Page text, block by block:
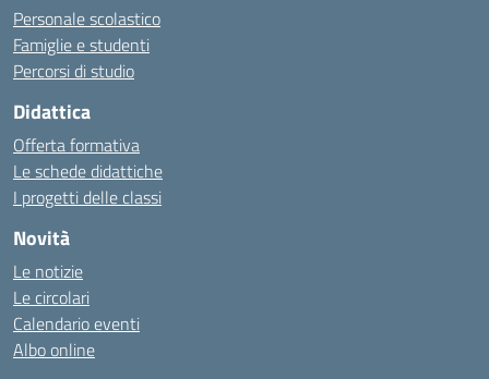
Personale scolastico
Famiglie e studenti
Percorsi di studio
Didattica
Offerta formativa
Le schede didattiche
I progetti delle classi
Novità
Le notizie
Le circolari
Calendario eventi
Albo online